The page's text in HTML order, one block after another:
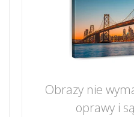
Obrazy nie
oprawy i